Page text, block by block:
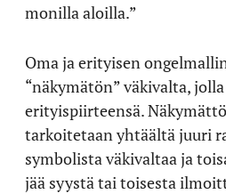
monilla aloilla.”
Oma ja erityisen
“näkymätön” väkivalta,
erityispiirteensä.
tarkoitetaan yhtäältä juuri
symbolista väkivaltaa ja
jää syystä tai toisesta